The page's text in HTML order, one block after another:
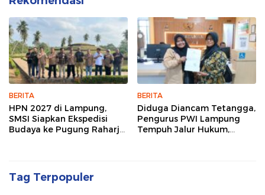
BERITA
HPN 2027 di Lampung,
SMSI Siapkan Ekspedisi
Budaya ke Pugung Raharjo
BERITA
Diduga Diancam Tetangga,
Pengurus PWI Lampung
Tempuh Jalur Hukum,
Tag Terpopuler